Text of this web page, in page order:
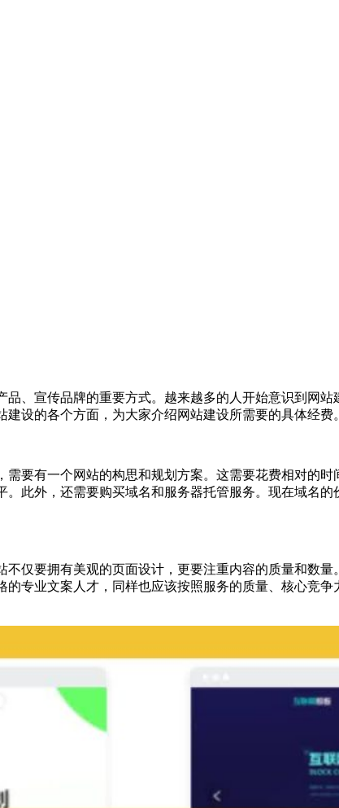
、宣传品牌的重要方式。越来越多的人开始意识到网
设的各个方面，为大家介绍网站建设所需要的具体经费。
要有一个网站的构思和规划方案。这需要花费相对的
此外，还需要购买域名和服务器托管服务。现在域名
仅要拥有美观的页面设计，更要注重内容的质量和数
专业文案人才，同样也应该按照服务的质量、核心竞